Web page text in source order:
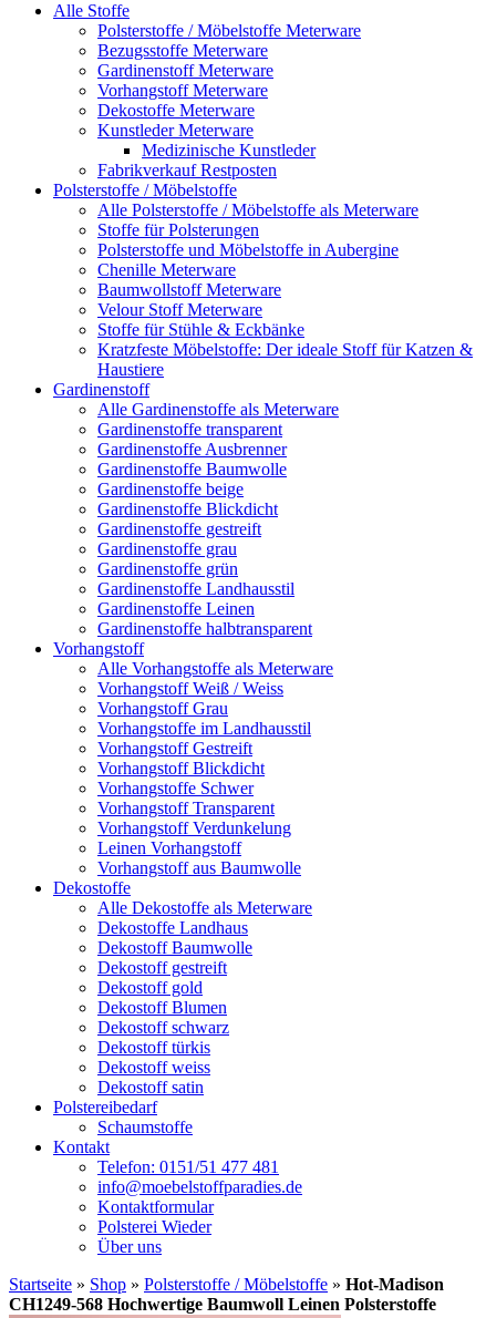
Alle Stoffe
Polsterstoffe / Möbelstoffe Meterware
Bezugsstoffe Meterware
Gardinenstoff Meterware
Vorhangstoff Meterware
Dekostoffe Meterware
Kunstleder Meterware
Medizinische Kunstleder
Fabrikverkauf Restposten
Polsterstoffe / Möbelstoffe
Alle Polsterstoffe / Möbelstoffe als Meterware
Stoffe für Polsterungen
Polsterstoffe und Möbelstoffe in Aubergine
Chenille Meterware
Baumwollstoff Meterware
Velour Stoff Meterware
Stoffe für Stühle & Eckbänke
Kratzfeste Möbelstoffe: Der ideale Stoff für Katzen &
Haustiere
Gardinenstoff
Alle Gardinenstoffe als Meterware
Gardinenstoffe transparent
Gardinenstoffe Ausbrenner
Gardinenstoffe Baumwolle
Gardinenstoffe beige
Gardinenstoffe Blickdicht
Gardinenstoffe gestreift
Gardinenstoffe grau
Gardinenstoffe grün
Gardinenstoffe Landhausstil
Gardinenstoffe Leinen
Gardinenstoffe halbtransparent
Vorhangstoff
Alle Vorhangstoffe als Meterware
Vorhangstoff Weiß / Weiss
Vorhangstoff Grau
Vorhangstoffe im Landhausstil
Vorhangstoff Gestreift
Vorhangstoff Blickdicht
Vorhangstoffe Schwer
Vorhangstoff Transparent
Vorhangstoff Verdunkelung
Leinen Vorhangstoff
Vorhangstoff aus Baumwolle
Dekostoffe
Alle Dekostoffe als Meterware
Dekostoffe Landhaus
Dekostoff Baumwolle
Dekostoff gestreift
Dekostoff gold
Dekostoff Blumen
Dekostoff schwarz
Dekostoff türkis
Dekostoff weiss
Dekostoff satin
Polstereibedarf
Schaumstoffe
Kontakt
Telefon: 0151/51 477 481
info@moebelstoffparadies.de
Kontaktformular
Polsterei Wieder
Über uns
Startseite » Shop » Polsterstoffe / Möbelstoffe » Hot-Madison
CH1249-568 Hochwertige Baumwoll Leinen Polsterstoffe